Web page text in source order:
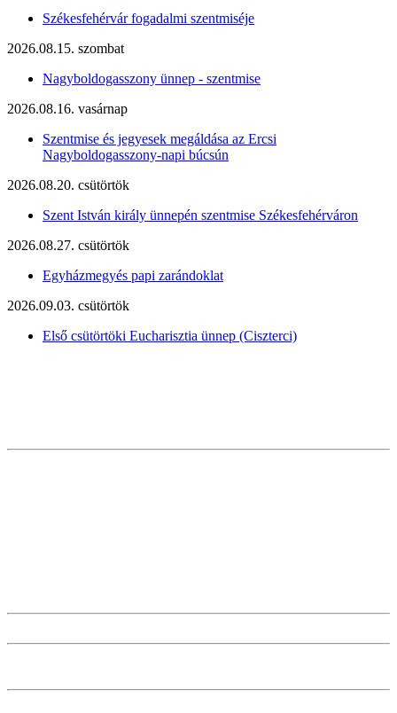
Székesfehérvár fogadalmi szentmiséje
2026.08.15. szombat
Nagyboldogasszony ünnep - szentmise
2026.08.16. vasárnap
Szentmise és jegyesek megáldása az Ercsi
Nagyboldogasszony-napi búcsún
2026.08.20. csütörtök
Szent István király ünnepén szentmise Székesfehérváron
2026.08.27. csütörtök
Egyházmegyés papi zarándoklat
2026.09.03. csütörtök
Első csütörtöki Eucharisztia ünnep (Ciszterci)